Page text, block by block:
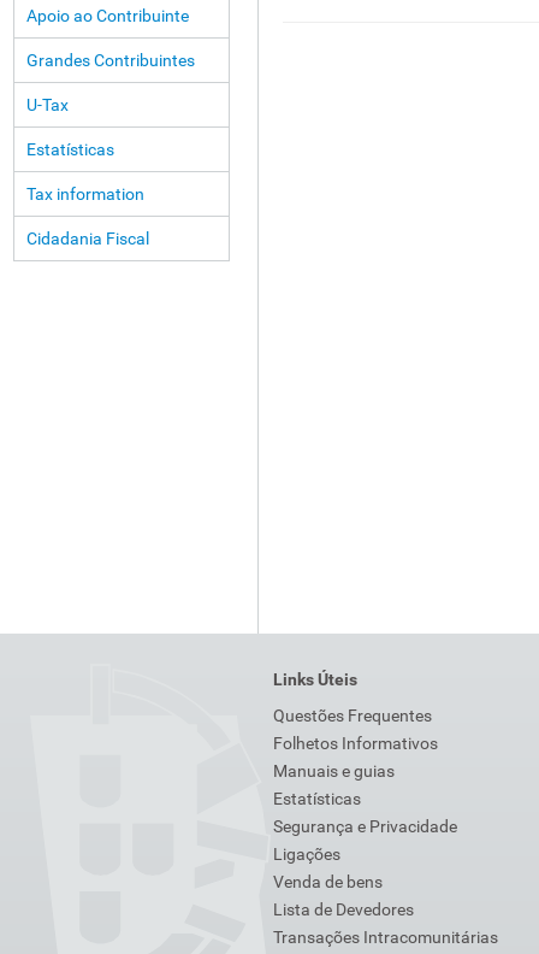
Apoio ao Contribuinte
Grandes Contribuintes
U-Tax
Estatísticas
Tax information
Cidadania Fiscal
Links Úteis
Questões Frequentes
Folhetos Informativos
Manuais e guias
Estatísticas
Segurança e Privacidade
Ligações
Venda de bens
Lista de Devedores
Transações Intracomunitárias